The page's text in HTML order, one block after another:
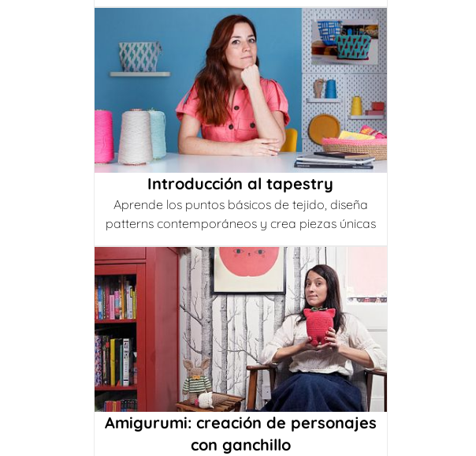
Introducción al tapestry
Aprende los puntos básicos de tejido, diseña
patterns contemporáneos y crea piezas únicas
Amigurumi: creación de personajes
con ganchillo